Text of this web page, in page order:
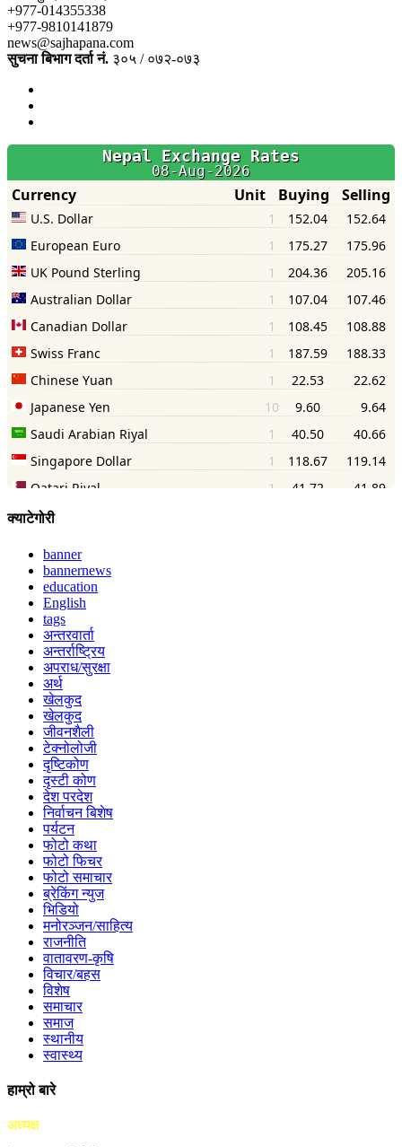
+977-014355338
+977-9810141879
news@sajhapana.com
सुचना बिभाग दर्ता नं. ३०५ / ०७२-०७३
क्याटेगोरी
banner
bannernews
education
English
tags
अन्तरवार्ता
अन्तर्राष्ट्रिय
अपराध/सुरक्षा
अर्थ
खेलकुद
खेलकुद
जीवनशैली
टेक्नोलोजी
दृष्टिकोण
दृस्टी कोण
देश परदेश
निर्वाचन बिशेष
पर्यटन
फोटो कथा
फोटो फिचर
फोटो समाचार
ब्रेकिंग न्युज
भिडियो
मनोरञ्जन/साहित्य
राजनीति
वातावरण-कृषि
विचार/बहस
विशेष
समाचार
समाज
स्थानीय
स्वास्थ्य
हाम्रो बारे
अध्यक्ष